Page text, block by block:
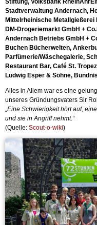
Stiftung, Volksbank
Stadtverwaltung Andernach,
Mittelrheinische
DM-Drogeriemarkt GmbH +
Andernach Betriebs GmbH +
Buchen Bücherwelten,
Parfümerie/Wäschegalerie,
Restaurant Bar, Café St.
Ludwig Esper & Söhne,
Alles in Allem war es eine
unseres Gründungsvaters Sir
„Eine Schwierigkeit hört auf,
und sie in Angriff nehmt.“
(Quelle: Scout-o-wiki)